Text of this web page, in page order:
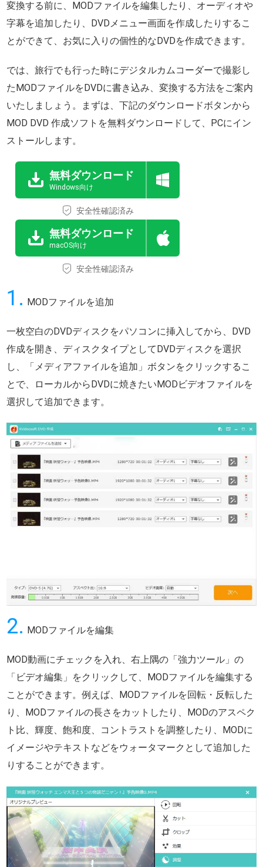
変換する前に、MODファイルを編集したり、オーディオや
字幕を追加したり、DVDメニュー画面を作成したりするこ
とができて、お気に入りの個性的なDVDを作成できます。
では、旅行でも行った時にデジタルカムコーダーで撮影し
たMODファイルをDVDに書き込み、変換する方法をご案内
いたしましょう。まずは、下記のダウンロードボタンから
MOD DVD 作成ソフトを無料ダウンロードして、PCにイン
ストールします。
無料ダウンロード
Windows向け
安全性確認済み
無料ダウンロード
macOS向け
安全性確認済み
1. MODファイルを追加
一枚空白のDVDディスクをパソコンに挿入してから、DVD
作成を開き、ディスクタイプとしてDVDディスクを選択
し、「メディアファイルを追加」ボタンをクリックするこ
とで、ローカルからDVDに焼きたいMODビデオファイルを
選択して追加できます。
2. MODファイルを編集
MOD動画にチェックを入れ、右上隅の「強力ツール」の
「ビデオ編集」をクリックして、MODファイルを編集する
ことができます。例えば、MODファイルを回転・反転した
り、MODファイルの長さをカットしたり、MODのアスペク
ト比、輝度、飽和度、コントラストを調整したり、MODに
イメージやテキストなどをウォータマークとして追加した
りすることができます。